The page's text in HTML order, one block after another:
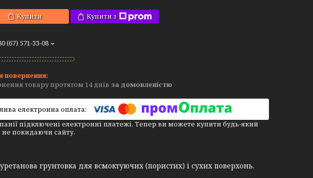
Купити Купити з
(67) 571-33-08
товару протягом 14 днів за домовленістю
підключені електронні платежі. Тепер ви можете купити будь-який
не покидаючи сайту.
грунтовка для всмоктуючих (пористих) і сухих поверхонь.